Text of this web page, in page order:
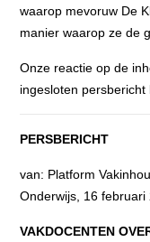
waarop mevoruw De
manier waarop ze de
Onze reactie op de
ingesloten persbericht
PERSBERICHT
van: Platform
Onderwijs, 16 februari
VAKDOCENTEN